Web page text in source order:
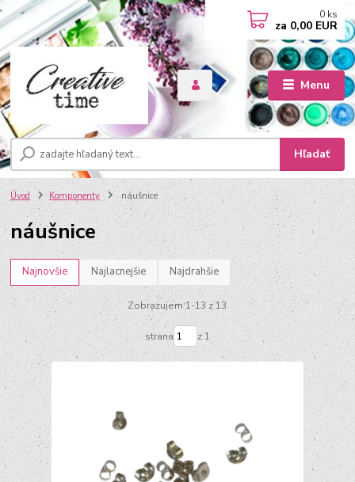
Menu
Hľadať
0 ks
za 0,00 EUR
Úvod Komponenty náušnice
náušnice
Najnovšie Najlacnejšie Najdrahšie
Zobrazujem 1-13 z 13
strana z 1